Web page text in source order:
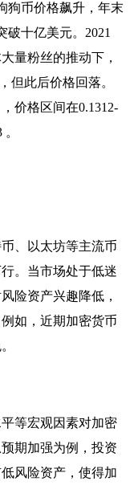
狗币价格飙升，年末
破十亿美元。2021
量粉丝的推动下，
但此后价格回落。
价格区间在0.1312-
、以太坊等主流币
。当市场处于低迷
险资产兴趣降低，
如，近期加密货币
等宏观因素对加密
期加强为例，投资
风险资产，使得加